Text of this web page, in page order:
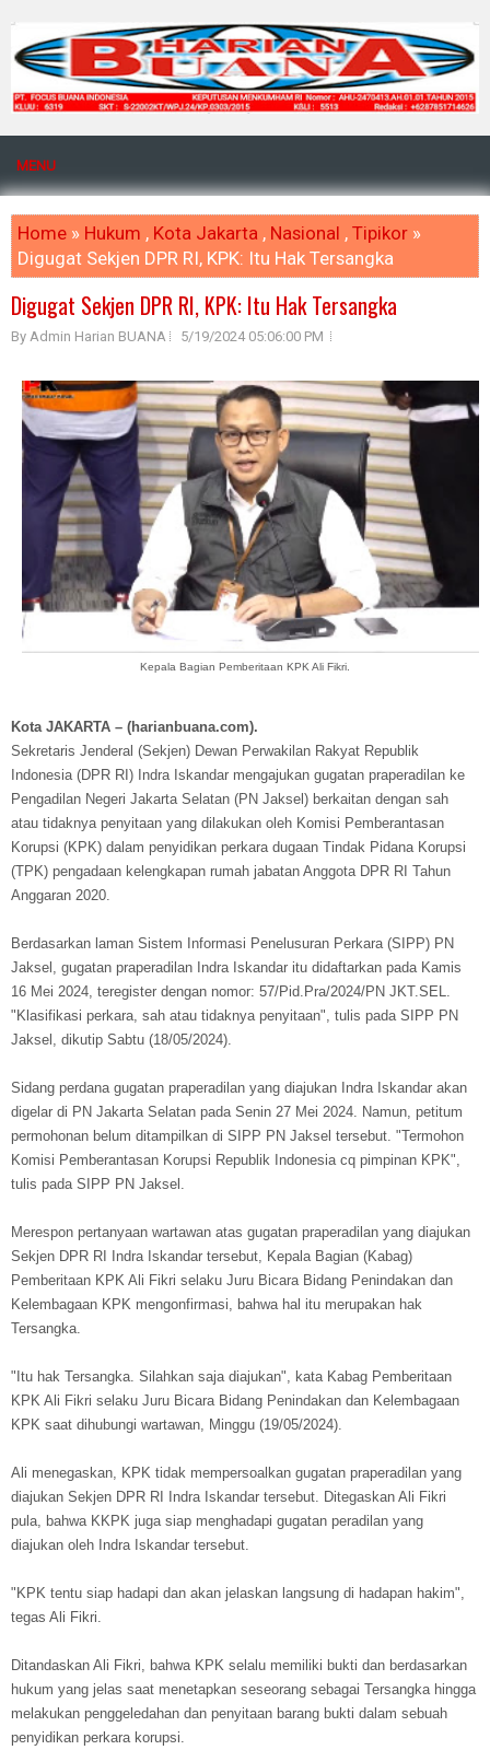
MENU
Home » Hukum , Kota Jakarta , Nasional , Tipikor »
Digugat Sekjen DPR RI, KPK: Itu Hak Tersangka
Digugat Sekjen DPR RI, KPK: Itu Hak Tersangka
By Admin Harian BUANA 5/19/2024 05:06:00 PM
Kepala Bagian Pemberitaan KPK Ali Fikri.
Kota JAKARTA – (harianbuana.com).
Sekretaris Jenderal (Sekjen) Dewan Perwakilan Rakyat Republik
Indonesia (DPR RI) Indra Iskandar mengajukan gugatan praperadilan ke
Pengadilan Negeri Jakarta Selatan (PN Jaksel) berkaitan dengan sah
atau tidaknya penyitaan yang dilakukan oleh Komisi Pemberantasan
Korupsi (KPK) dalam penyidikan perkara dugaan Tindak Pidana Korupsi
(TPK) pengadaan kelengkapan rumah jabatan Anggota DPR RI Tahun
Anggaran 2020.
Berdasarkan laman Sistem Informasi Penelusuran Perkara (SIPP) PN
Jaksel, gugatan praperadilan Indra Iskandar itu didaftarkan pada Kamis
16 Mei 2024, teregister dengan nomor: 57/Pid.Pra/2024/PN JKT.SEL.
"Klasifikasi perkara, sah atau tidaknya penyitaan", tulis pada SIPP PN
Jaksel, dikutip Sabtu (18/05/2024).
Sidang perdana gugatan praperadilan yang diajukan Indra Iskandar akan
digelar di PN Jakarta Selatan pada Senin 27 Mei 2024. Namun, petitum
permohonan belum ditampilkan di SIPP PN Jaksel tersebut. "Termohon
Komisi Pemberantasan Korupsi Republik Indonesia cq pimpinan KPK",
tulis pada SIPP PN Jaksel.
Merespon pertanyaan wartawan atas gugatan praperadilan yang diajukan
Sekjen DPR RI Indra Iskandar tersebut, Kepala Bagian (Kabag)
Pemberitaan KPK Ali Fikri selaku Juru Bicara Bidang Penindakan dan
Kelembagaan KPK mengonfirmasi, bahwa hal itu merupakan hak
Tersangka.
"Itu hak Tersangka. Silahkan saja diajukan", kata Kabag Pemberitaan
KPK Ali Fikri selaku Juru Bicara Bidang Penindakan dan Kelembagaan
KPK saat dihubungi wartawan, Minggu (19/05/2024).
Ali menegaskan, KPK tidak mempersoalkan gugatan praperadilan yang
diajukan Sekjen DPR RI Indra Iskandar tersebut. Ditegaskan Ali Fikri
pula, bahwa KKPK juga siap menghadapi gugatan peradilan yang
diajukan oleh Indra Iskandar tersebut.
"KPK tentu siap hadapi dan akan jelaskan langsung di hadapan hakim",
tegas Ali Fikri.
Ditandaskan Ali Fikri, bahwa KPK selalu memiliki bukti dan berdasarkan
hukum yang jelas saat menetapkan seseorang sebagai Tersangka hingga
melakukan penggeledahan dan penyitaan barang bukti dalam sebuah
penyidikan perkara korupsi.